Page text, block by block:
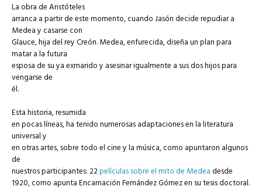
La obra de Aristóteles
arranca a partir de este momento, cuando Jasón decide repudiar a
Medea y casarse con
Glauce, hija del rey Creón. Medea, enfurecida, diseña un plan para
matar a la futura
esposa de su ya exmarido y asesinar igualmente a sus dos hijos para
vengarse de
él.
Esta historia, resumida
en pocas líneas, ha tenido numerosas adaptaciones en la literatura
universal y
en otras artes, sobre todo el cine y la música, como apuntaron algunos
de
nuestros participantes: 22películas sobre el mito de Medeadesde
1920, como apunta Encarnación Fernández Gómez en su tesis doctoral.